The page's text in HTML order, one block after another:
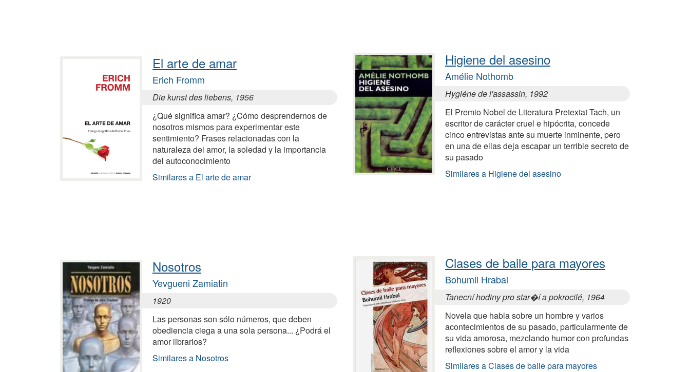
El arte de amar
Erich Fromm
Die kunst des liebens, 1956
¿Qué significa amar? ¿Cómo desprendernos de
nosotros mismos para experimentar este
sentimiento? Frases relacionadas con la
naturaleza del amor, la soledad y la importancia
del autoconocimiento
Similares a El arte de amar
Nosotros
Yevgueni Zamiatin
1920
Las personas son sólo números, que deben
obediencia ciega a una sola persona... ¿Podrá el
amor librarlos?
Similares a Nosotros
Higiene del asesino
Amélie Nothomb
Hygiéne de l'assassin, 1992
El Premio Nobel de Literatura Pretextat Tach, un
escritor de carácter cruel e hipócrita, concede
cinco entrevistas ante su muerte inminente, pero
en una de ellas deja escapar un terrible secreto de
su pasado
Similares a Higiene del asesino
Clases de baile para mayores
Bohumil Hrabal
Tanecní hodiny pro star�í a pokrocilé, 1964
Novela que habla sobre un hombre y varios
acontecimientos de su pasado, particularmente de
su vida amorosa, mezclando humor con profundas
reflexiones sobre el amor y la vida
Similares a Clases de baile para mayores